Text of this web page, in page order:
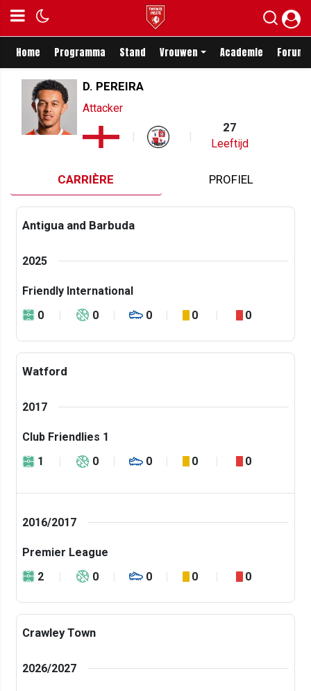
Home Programma Stand Vrouwen Academie Forum
D. PEREIRA
Attacker
27
Leeftijd
CARRIÈRE PROFIEL
Antigua and Barbuda
2025
Friendly International
0
0 0 0 0
Watford
2017
Club Friendlies 1
1
0 0 0 0
2016/2017
Premier League
2
0 0 0 0
Crawley Town
2026/2027